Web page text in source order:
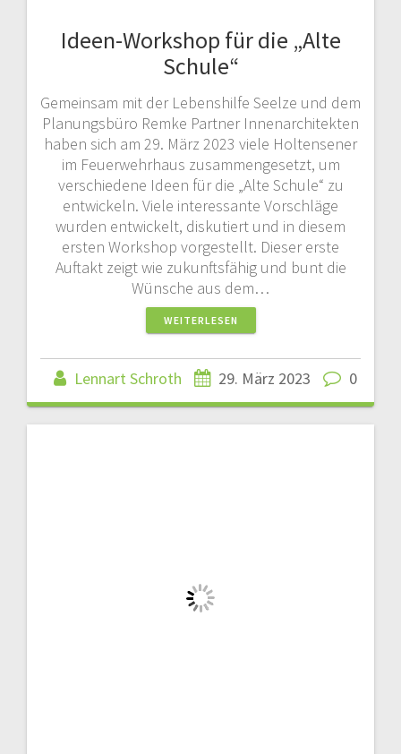
Ideen-Workshop für die „Alte
Schule“
Gemeinsam mit der Lebenshilfe Seelze und dem
Planungsbüro Remke Partner Innenarchitekten
haben sich am 29. März 2023 viele Holtensener
im Feuerwehrhaus zusammengesetzt, um
verschiedene Ideen für die „Alte Schule“ zu
entwickeln. Viele interessante Vorschläge
wurden entwickelt, diskutiert und in diesem
ersten Workshop vorgestellt. Dieser erste
Auftakt zeigt wie zukunftsfähig und bunt die
Wünsche aus dem…
WEITERLESEN
Lennart Schroth 29. März 2023 0